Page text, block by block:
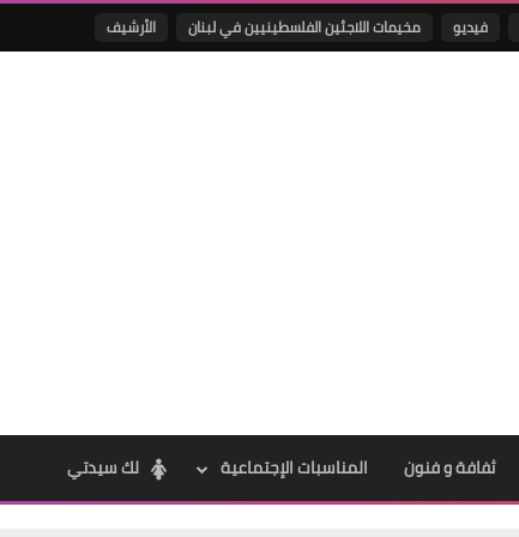
فيديو مخيمات اللاجئين الفلسطينيين في لبنان الأرشيف
ثفافة و فنون المناسبات الإجتماعية لك سيدتي